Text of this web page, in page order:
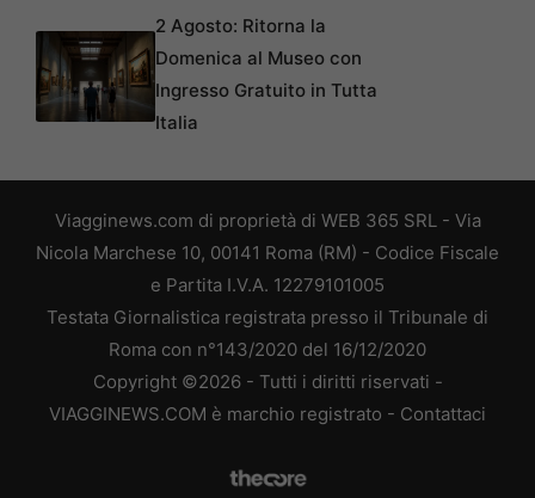
2 Agosto: Ritorna la
Domenica al Museo con
Ingresso Gratuito in Tutta
Italia
Viagginews.com di proprietà di WEB 365 SRL - Via
Nicola Marchese 10, 00141 Roma (RM) - Codice Fiscale
e Partita I.V.A. 12279101005
Testata Giornalistica registrata presso il Tribunale di
Roma con n°143/2020 del 16/12/2020
Copyright ©2026 - Tutti i diritti riservati -
VIAGGINEWS.COM è marchio registrato - Contattaci